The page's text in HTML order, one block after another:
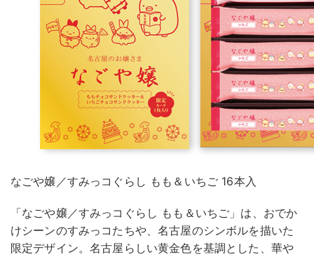
なごや嬢／すみっコぐらし もも＆いちご 16本入
「なごや嬢／すみっコぐらし もも＆いちご」は、おでか
けシーンのすみっコたちや、名古屋のシンボルを描いた
限定デザイン。名古屋らしい黄金色を基調とした、華や